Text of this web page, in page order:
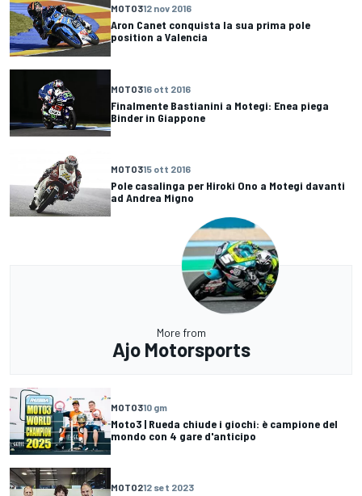
MOTO312 nov 2016
Aron Canet conquista la sua prima pole
position a Valencia
MOTO316 ott 2016
Finalmente Bastianini a Motegi: Enea piega
Binder in Giappone
MOTO315 ott 2016
Pole casalinga per Hiroki Ono a Motegi davanti
ad Andrea Migno
More from
Ajo Motorsports
MOTO310 gm
Moto3 | Rueda chiude i giochi: è campione del
mondo con 4 gare d'anticipo
MOTO212 set 2023